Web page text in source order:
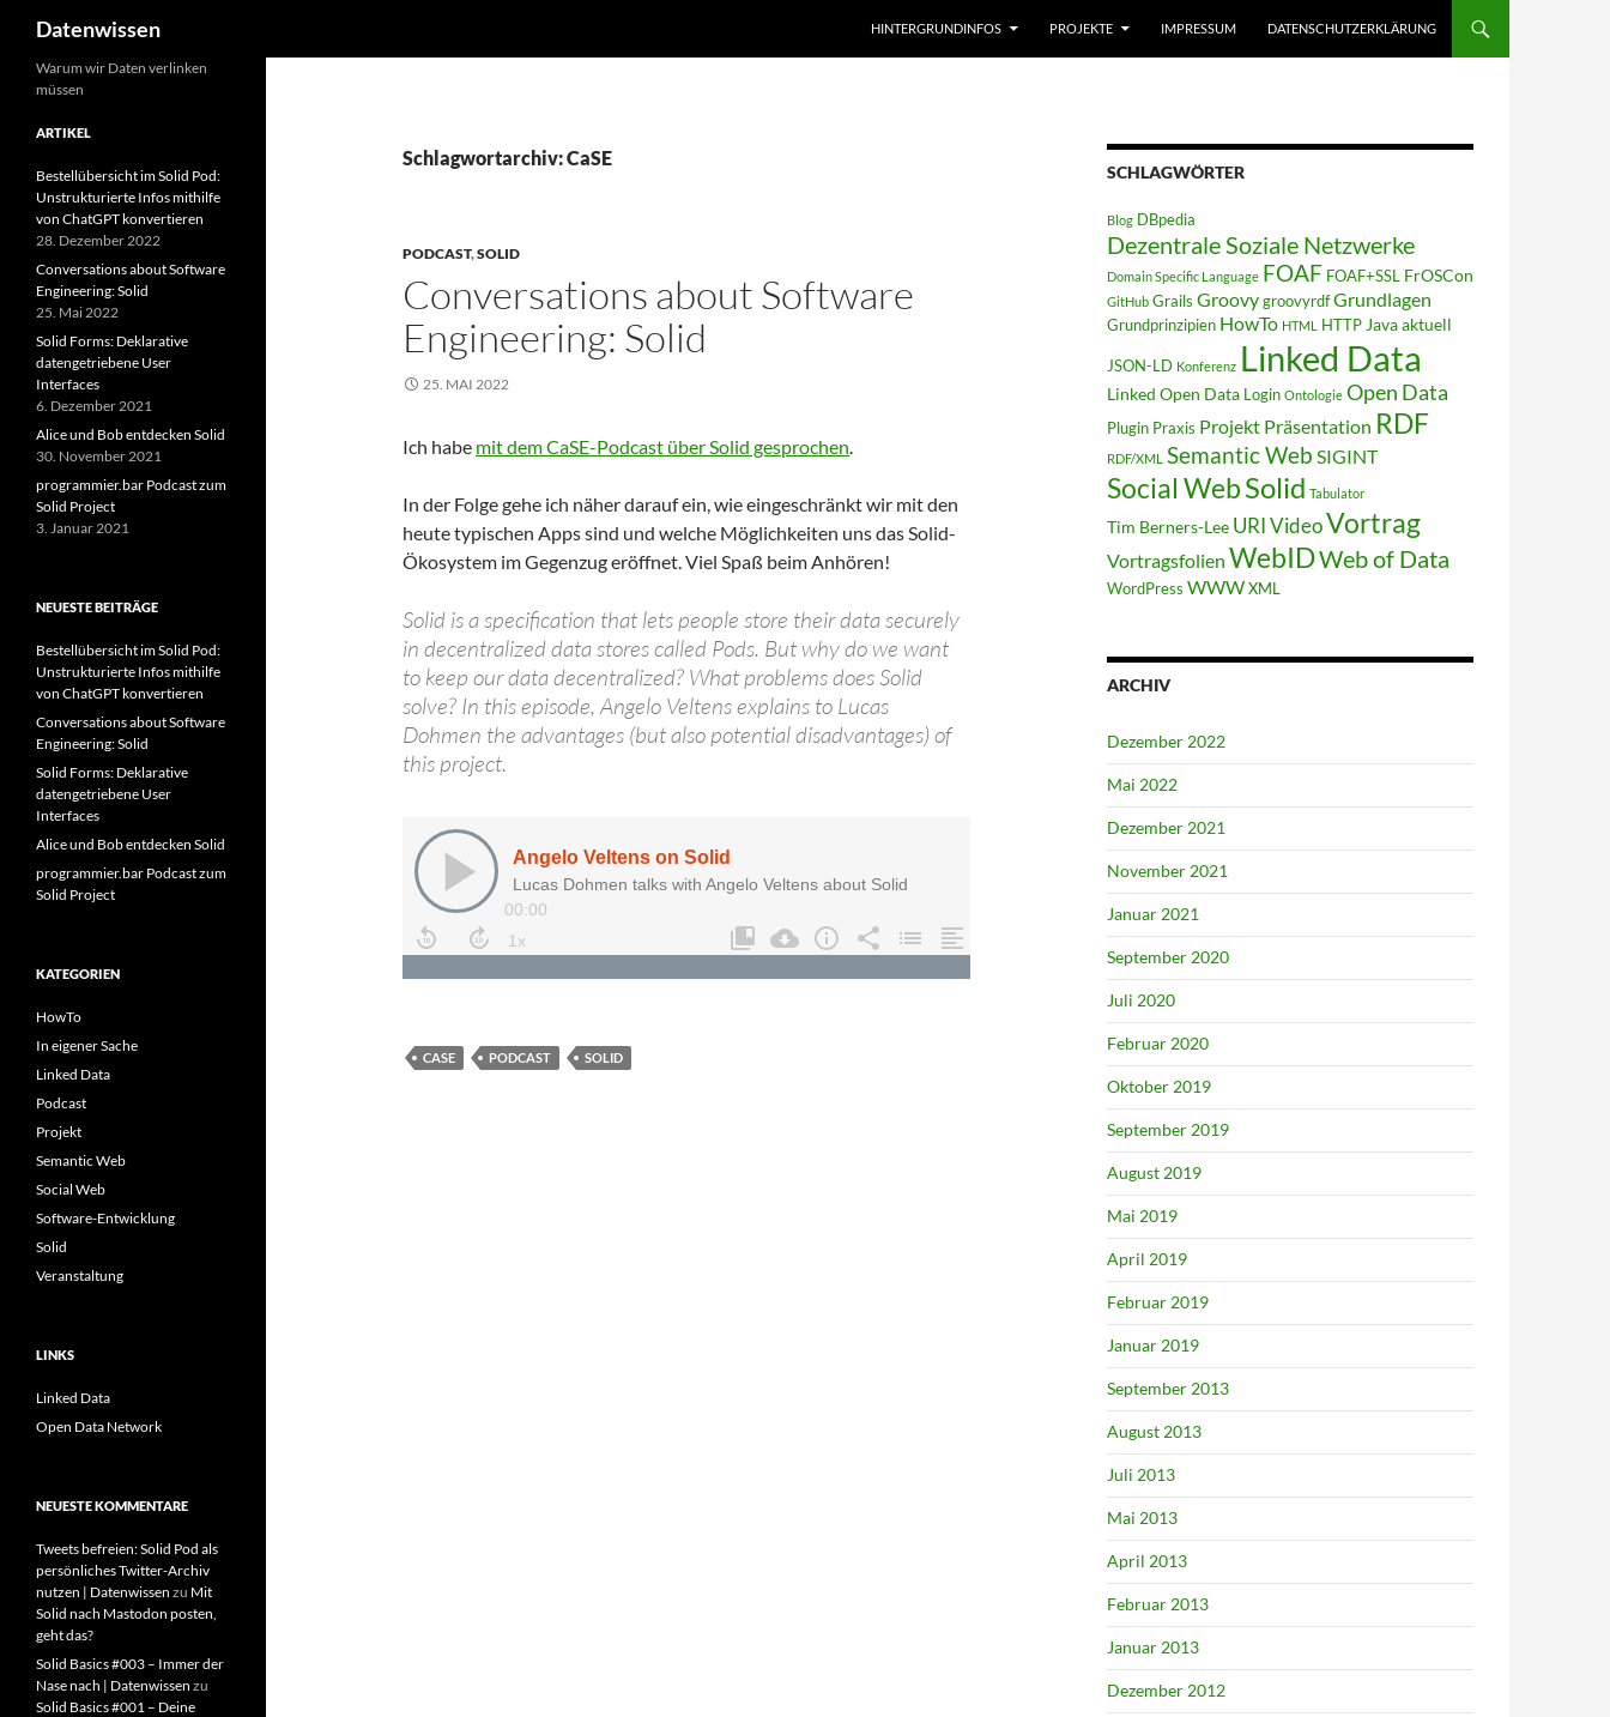
Zum
Inhalt
springen
Datenwissen HINTERGRUNDINFOS PROJEKTE IMPRESSUM DATENSCHUTZERKLÄRUNG
Schlagwortarchiv: CaSE
PODCAST,SOLID
Conversations about Software
Engineering: Solid
25. MAI 2022
Ich habe mit dem CaSE-Podcast über Solid gesprochen.
In der Folge gehe ich näher darauf ein, wie eingeschränkt wir mit den
heute typischen Apps sind und welche Möglichkeiten uns das Solid-
Ökosystem im Gegenzug eröffnet. Viel Spaß beim Anhören!
Solid is a specification that lets people store their data securely
in decentralized data stores called Pods. But why do we want
to keep our data decentralized? What problems does Solid
solve? In this episode, Angelo Veltens explains to Lucas
Dohmen the advantages (but also potential disadvantages) of
this project.
CASE PODCAST SOLID
SCHLAGWÖRTER
Blog DBpedia
Dezentrale Soziale Netzwerke
Domain Specific Language FOAF FOAF+SSL FrOSCon
GitHub Grails GroovygroovyrdfGrundlagen
Grundprinzipien HowTo HTML HTTP Java aktuell
JSON-LD Konferenz Linked Data
Linked Open Data Login Ontologie Open Data
Plugin Praxis Projekt Präsentation RDF
RDF/XML Semantic Web SIGINT
Social WebSolid Tabulator
Tim Berners-Lee URIVideoVortrag
Vortragsfolien WebIDWeb of Data
WordPress WWWXML
ARCHIV
Dezember 2022
Mai 2022
Dezember 2021
November 2021
Januar 2021
September 2020
Juli 2020
Februar 2020
Oktober 2019
September 2019
August 2019
Mai 2019
April 2019
Februar 2019
Januar 2019
September 2013
August 2013
Juli 2013
Mai 2013
April 2013
Februar 2013
Januar 2013
Dezember 2012
Warum wir Daten verlinken
müssen
ARTIKEL
Bestellübersicht im Solid Pod:
Unstrukturierte Infos mithilfe
von ChatGPT konvertieren
28. Dezember 2022
Conversations about Software
Engineering: Solid
25. Mai 2022
Solid Forms: Deklarative
datengetriebene User
Interfaces
6. Dezember 2021
Alice und Bob entdecken Solid
30. November 2021
programmier.bar Podcast zum
Solid Project
3. Januar 2021
NEUESTE BEITRÄGE
Bestellübersicht im Solid Pod:
Unstrukturierte Infos mithilfe
von ChatGPT konvertieren
Conversations about Software
Engineering: Solid
Solid Forms: Deklarative
datengetriebene User
Interfaces
Alice und Bob entdecken Solid
programmier.bar Podcast zum
Solid Project
KATEGORIEN
HowTo
In eigener Sache
Linked Data
Podcast
Projekt
Semantic Web
Social Web
Software-Entwicklung
Solid
Veranstaltung
LINKS
Linked Data
Open Data Network
NEUESTE KOMMENTARE
Tweets befreien: Solid Pod als
persönliches Twitter-Archiv
nutzen | Datenwissen zu Mit
Solid nach Mastodon posten,
geht das?
Solid Basics #003 – Immer der
Nase nach | Datenwissen zu
Solid Basics #001 – Deine